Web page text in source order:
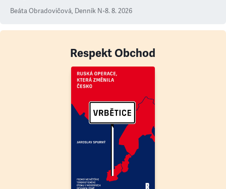
Beáta Obradovičová, Denník N•8. 8. 2026
Respekt Obchod